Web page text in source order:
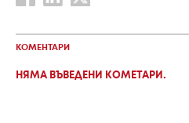
КОМЕНТАРИ
НЯМА ВЪВЕДЕНИ КОМЕТАРИ.